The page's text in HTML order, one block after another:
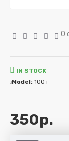
0
350р.
IN STOCK
Model: 100 г